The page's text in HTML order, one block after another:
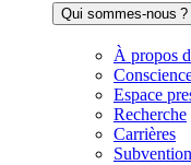
Qui sommes-nous ?
À propos
Espace
Recherche
Carrières